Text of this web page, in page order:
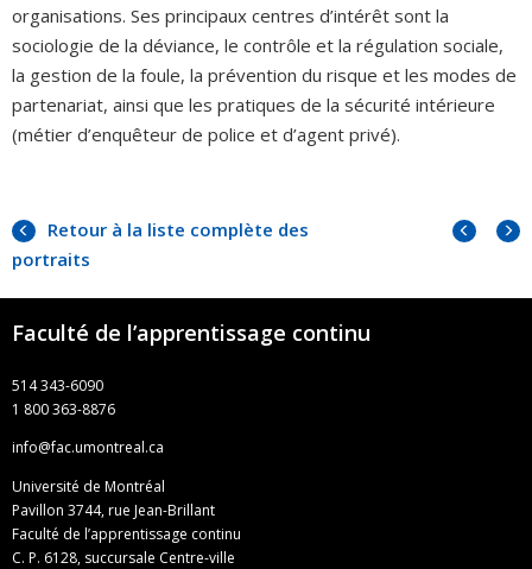
organisations. Ses principaux centres d’intérêt sont la
sociologie de la déviance, le contrôle et la régulation sociale,
la gestion de la foule, la prévention du risque et les modes de
partenariat, ainsi que les pratiques de la sécurité intérieure
(métier d’enquêteur de police et d’agent privé).
Retour à la liste complète des
portraits
Faculté de l’apprentissage continu
514 343-6090
1 800 363-8876
info@fac.umontreal.ca
Université de Montréal
Pavillon 3744, rue Jean-Brillant
Faculté de l’apprentissage continu
C. P. 6128, succursale Centre-ville